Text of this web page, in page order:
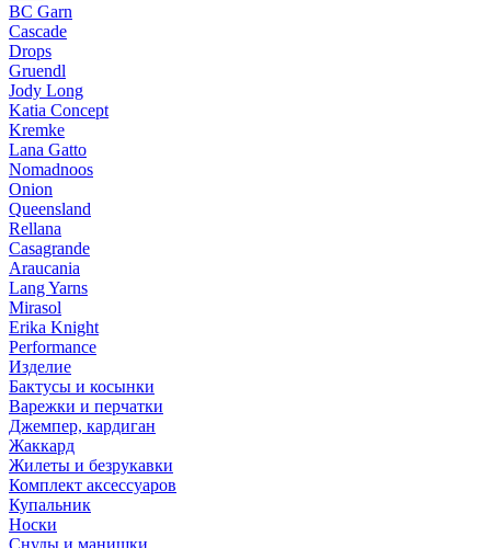
BC Garn
Cascade
Drops
Gruendl
Jody Long
Katia Concept
Kremke
Lana Gatto
Nomadnoos
Onion
Queensland
Rellana
Casagrande
Araucania
Lang Yarns
Mirasol
Erika Knight
Performance
Изделие
Бактусы и косынки
Варежки и перчатки
Джемпер, кардиган
Жаккард
Жилеты и безрукавки
Комплект аксессуаров
Купальник
Носки
Снуды и манишки